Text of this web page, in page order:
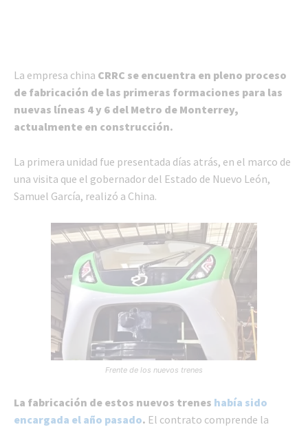
La empresa china CRRC se encuentra en pleno proceso
de fabricación de las primeras formaciones para las
nuevas líneas 4 y 6 del Metro de Monterrey,
actualmente en construcción.
La primera unidad fue presentada días atrás, en el marco de
una visita que el gobernador del Estado de Nuevo León,
Samuel García, realizó a China.
Frente de los nuevos trenes
La fabricación de estos nuevos trenes había sido
encargada el año pasado. El contrato comprende la